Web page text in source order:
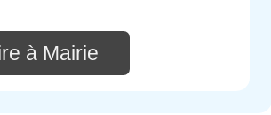
à Mairie